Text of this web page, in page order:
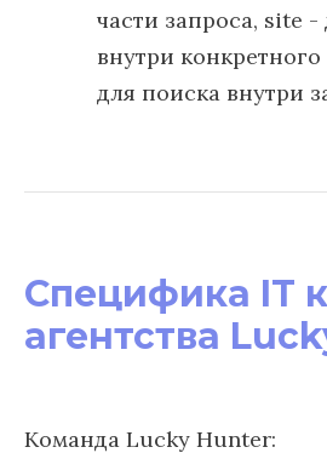
части запроса, site
внутри
для поиска внутри
Специфика IT
агентства
Команда Lucky Hunter: